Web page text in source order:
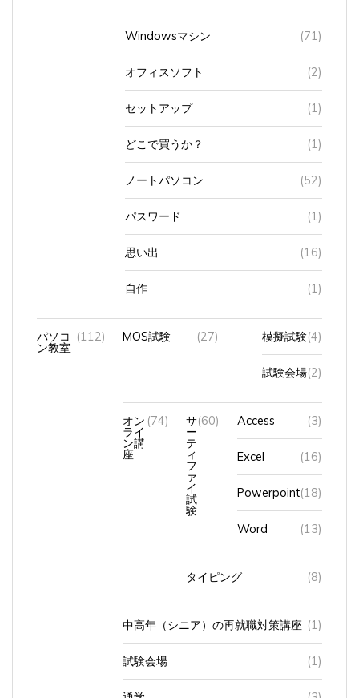
Windowsマシン (71)
(2)
セットアップ (1)
どこで買うか？ (1)
ノートパソコン (52)
パスワード (1)
思い出 (16)
自作 (1)
パソコ
ン教室
(112) MOS試験 (27) 模擬試験 (4)
試験会場 (2)
ライ
ン講
座
(74)
ー
テ
ィ
フ
ァ
イ
試
験
(60) Access (3)
Excel (16)
Powerpoint (18)
Word (13)
タイピング (8)
中高年（シニア）の再就職対策講座 (1)
試験会場 (1)
通学 (3)